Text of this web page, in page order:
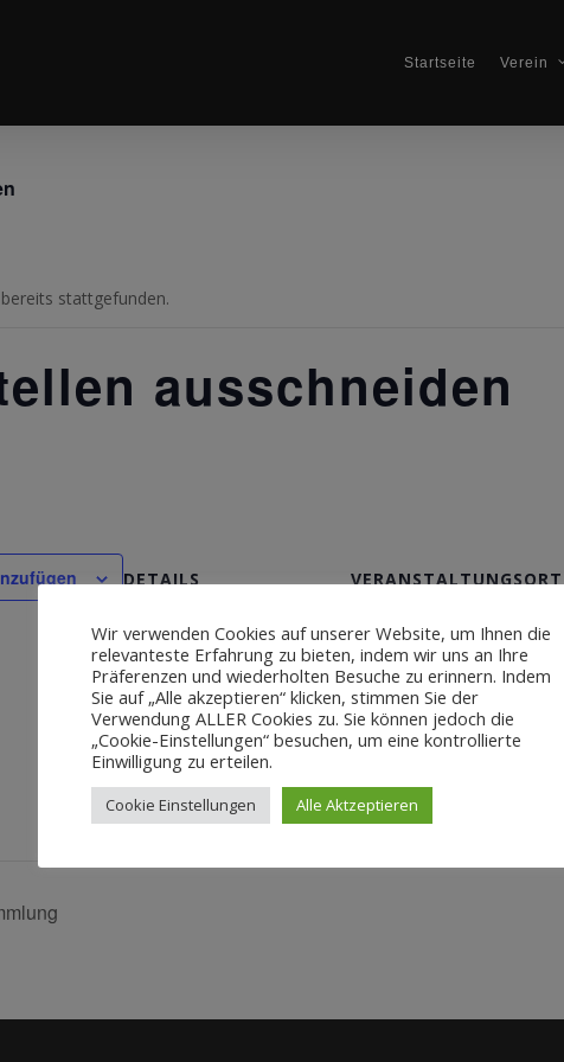
Startseite Verein
stattgefunden.
ausschneiden
DETAILS
Datum:
Januar 24
Zeit:
9:00 - 12:00
VERANSTALTUNGSORT
Geislinger Weiher
St2349
Geisling, Bayern 93102
Deutschland Google Karte
anzeigen
Wir verwenden Cookies auf unserer Website, um Ihnen die
relevanteste Erfahrung zu bieten, indem wir uns an Ihre
Präferenzen und wiederholten Besuche zu erinnern. Indem
Sie auf „Alle akzeptieren“ klicken, stimmen Sie der
Verwendung ALLER Cookies zu. Sie können jedoch die
„Cookie-Einstellungen“ besuchen, um eine kontrollierte
Einwilligung zu erteilen.
Cookie Einstellungen Alle Aktzeptieren